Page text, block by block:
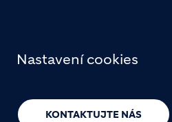
KONTAKTUJTE NÁS
Nastavení cookies